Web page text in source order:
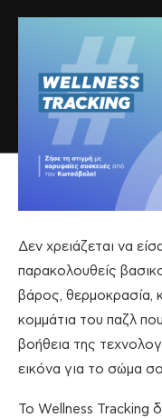
Δεν χρειάζεται να
παρακολουθείς
βάρος, θερμοκρασία,
κομμάτια του παζλ
βοήθεια της
εικόνα για το σώμα
Το Wellness Tracking